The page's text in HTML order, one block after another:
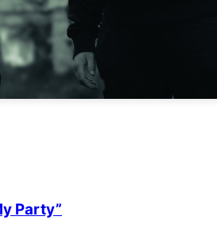
Party”